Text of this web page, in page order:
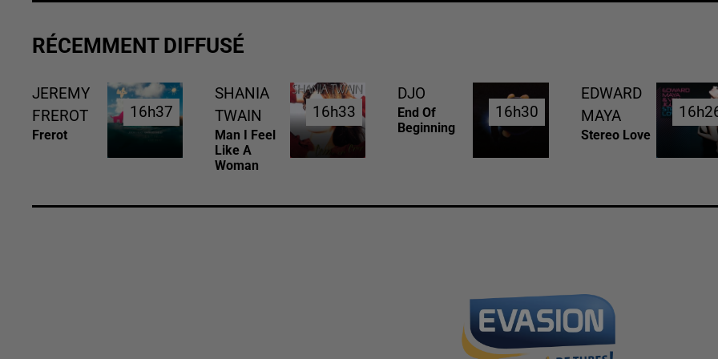
RÉCEMMENT DIFFUSÉ
JEREMY
FREROT
Frerot
16h37
16h37
SHANIA
TWAIN
Man I Feel
Like A
Woman
16h33
16h33
DJO
End Of
Beginning
16h30
16h30
EDWARD
MAYA
Stereo Love